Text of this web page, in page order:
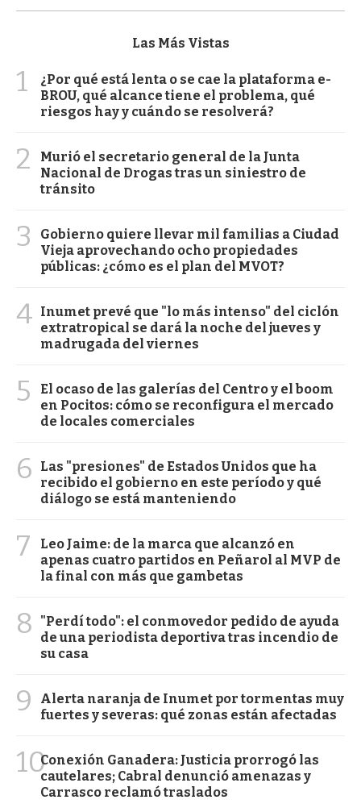
Las Más Vistas
1
¿Por qué está lenta o se cae la plataforma e-
BROU, qué alcance tiene el problema, qué
riesgos hay y cuándo se resolverá?
2
Murió el secretario general de la Junta
Nacional de Drogas tras un siniestro de
tránsito
3
Gobierno quiere llevar mil familias a Ciudad
Vieja aprovechando ocho propiedades
públicas: ¿cómo es el plan del MVOT?
4 Inumet prevé que "lo más intenso" del ciclón
extratropical se dará la noche del jueves y
madrugada del viernes
5
El ocaso de las galerías del Centro y el boom
en Pocitos: cómo se reconfigura el mercado
de locales comerciales
6
Las "presiones" de Estados Unidos que ha
recibido el gobierno en este período y qué
diálogo se está manteniendo
7
Leo Jaime: de la marca que alcanzó en
apenas cuatro partidos en Peñarol al MVP de
la final con más que gambetas
8
"Perdí todo": el conmovedor pedido de ayuda
de una periodista deportiva tras incendio de
su casa
9
Alerta naranja de Inumet por tormentas muy
fuertes y severas: qué zonas están afectadas
10Conexión Ganadera: Justicia prorrogó las
cautelares; Cabral denunció amenazas y
Carrasco reclamó traslados